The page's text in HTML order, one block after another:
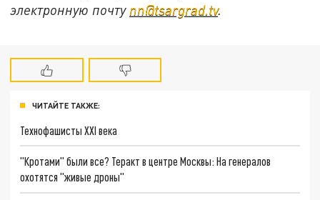
электронную почту nn@tsargrad.tv.
ЧИТАЙТЕ ТАКЖЕ:
Технофашисты XXI века
"Кротами" были все? Теракт в центре Москвы: На генералов
охотятся "живые дроны"